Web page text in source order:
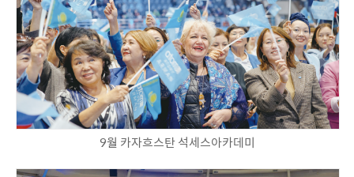
9월 카자흐스탄 석세스아카데미